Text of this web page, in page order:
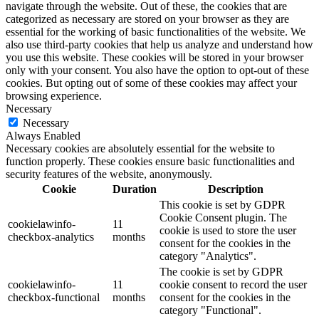
navigate through the website. Out of these, the cookies that are
categorized as necessary are stored on your browser as they are
essential for the working of basic functionalities of the website. We
also use third-party cookies that help us analyze and understand how
you use this website. These cookies will be stored in your browser
only with your consent. You also have the option to opt-out of these
cookies. But opting out of some of these cookies may affect your
browsing experience.
Necessary
Necessary
Always Enabled
Necessary cookies are absolutely essential for the website to
function properly. These cookies ensure basic functionalities and
security features of the website, anonymously.
Cookie
Duration Description
cookielawinfo-
checkbox-analytics
11
months
This cookie is set by GDPR
Cookie Consent plugin. The
cookie is used to store the user
consent for the cookies in the
category "Analytics".
cookielawinfo-
checkbox-functional
11
months
The cookie is set by GDPR
cookie consent to record the user
consent for the cookies in the
category "Functional".